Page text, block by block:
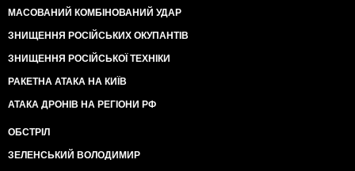
МАСОВАНИЙ КОМБІНОВАНИЙ УДАР
ЗНИЩЕННЯ РОСІЙСЬКИХ ОКУПАНТІВ
ЗНИЩЕННЯ РОСІЙСЬКОЇ ТЕХНІКИ
РАКЕТНА АТАКА НА КИЇВ
АТАКА ДРОНІВ НА РЕГІОНИ РФ
ОБСТРІЛ
ЗЕЛЕНСЬКИЙ ВОЛОДИМИР